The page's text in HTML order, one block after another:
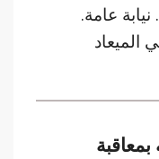
(2) إعدام. نيابة عامة.
الميعاد